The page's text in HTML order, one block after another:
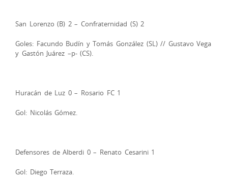
San Lorenzo (B) 2 – Confraternidad (S) 2
Goles: Facundo Budín y Tomás González (SL) // Gustavo Vega
y Gastón Juárez –p- (CS).
Huracán de Luz 0 – Rosario FC 1
Gol: Nicolás Gómez.
Defensores de Alberdi 0 – Renato Cesarini 1
Gol: Diego Terraza.